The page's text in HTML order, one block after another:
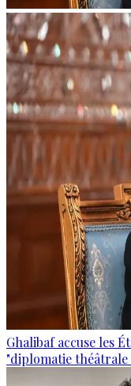
Ghalibaf accuse les
"diplomatie théâtrale